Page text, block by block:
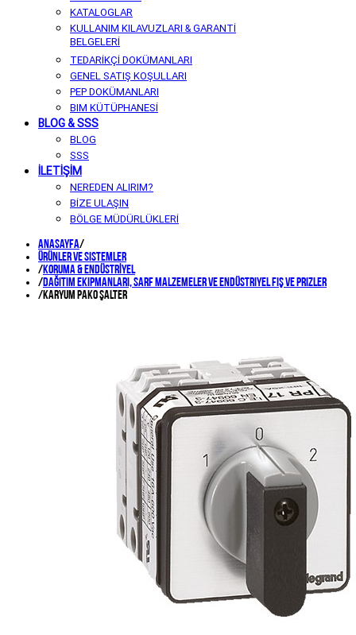
KATALOGLAR
KULLANIM KILAVUZLARI & GARANTİ
BELGELERİ
TEDARİKÇİ DOKÜMANLARI
GENEL SATIŞ KOŞULLARI
PEP DOKÜMANLARI
BIM KÜTÜPHANESİ
BLOG & SSS
BLOG
SSS
İLETİŞİM
NEREDEN ALIRIM?
BİZE ULAŞIN
BÖLGE MÜDÜRLÜKLERİ
Anasayfa/
Ürünler ve Sistemler
/KORUMA & ENDÜSTRİYEL
/Dağıtım Ekipmanları, Sarf Malzemeler ve Endüstriyel Fiş ve Prizler
/Karyum Pako Şalter